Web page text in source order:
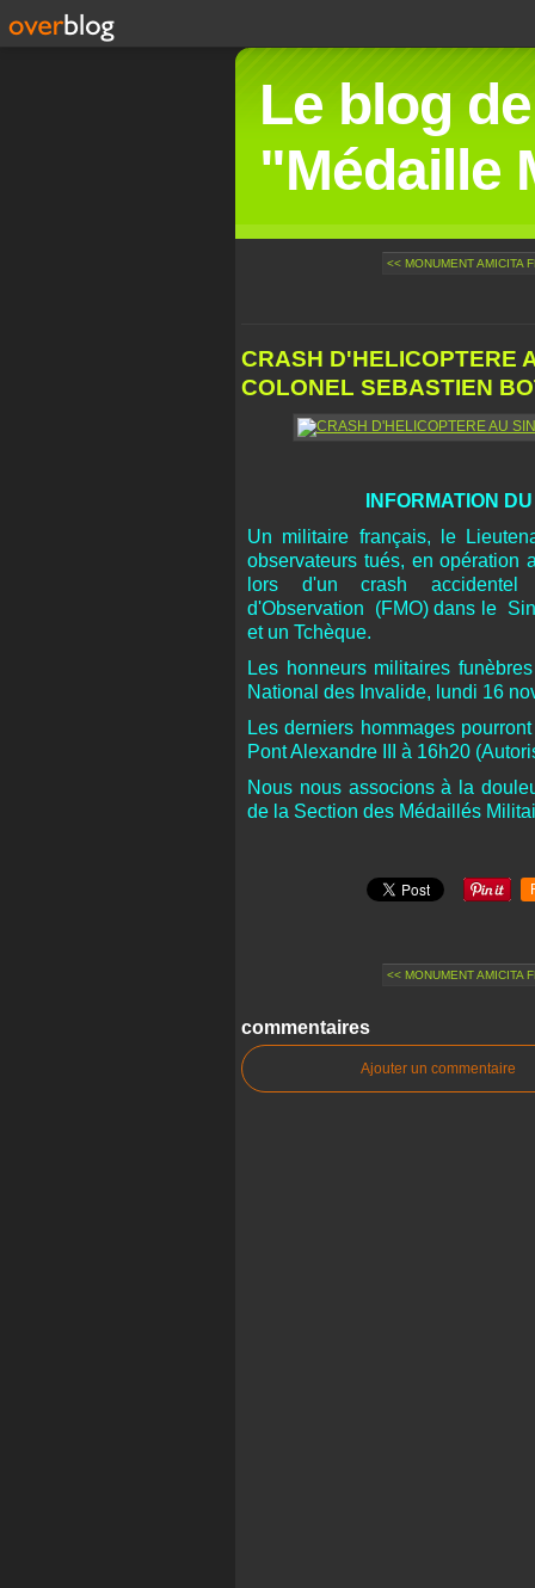
Le blog
"Médaille
<< MONUMENT AMICITA
CRASH D'HELICOPTERE
COLONEL SEBASTIEN
INFORMATION
Un militaire français, le
observateurs tués, en opération
lors d'un crash
d'Observation (FMO) dans le
et un Tchèque.
Les honneurs militaires
National des Invalide, lundi 16
Les derniers hommages
Pont Alexandre III à 16h20
Nous nous associons à la
de la Section des Médaillés
<< MONUMENT AMICITA
commentaires
Ajouter un commentaire